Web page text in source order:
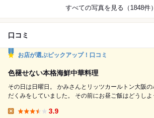
すべての写真を見る（1848件）
口コミ
お店が選ぶピックアップ！口コミ
色褪せない本格海鮮中華料理
その日は日曜日。 かみさんとリッツカールトン大阪のバーで昼飲みの悪
だくみをしていました。 その前にお昼ご飯はどうしようと。 悪知恵の働
～！」 全く食い意地の張った嫁で僕は満足です。 二つ返事で賛成しまし
3.9